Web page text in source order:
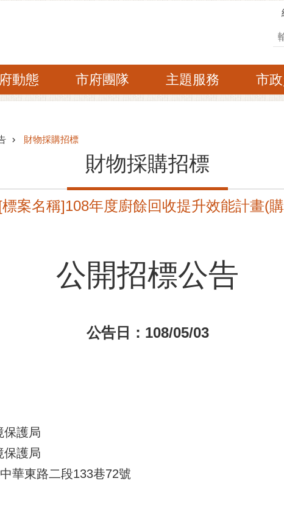
動態 市府團隊 主題服務 市
財物採購招標
財物採購招標
案名稱]108年度廚餘回收提升效能計畫(
公開招標公告
公告日：108/05/03
保護局
保護局
華東路二段133巷72號